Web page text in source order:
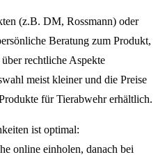
(z.B. DM, Rossmann) oder
Beratung zum Produkt,
rechtliche Aspekte
meist kleiner und die Preise
für Tierabwehr erhältlich.
ist optimal:
online einholen, danach bei